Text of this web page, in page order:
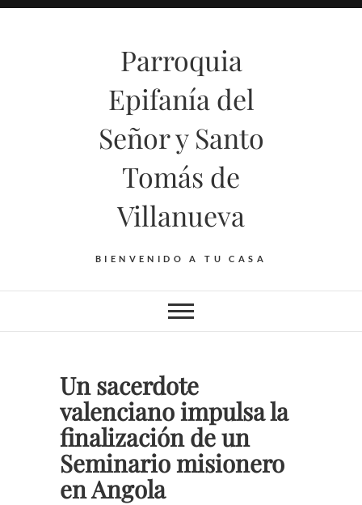
Saltar
Parroquia
Epifanía del
Señor y Santo
Tomás de
Villanueva
BIENVENIDO A TU CASA
Un sacerdote
valenciano impulsa la
finalización de un
Seminario misionero
en Angola